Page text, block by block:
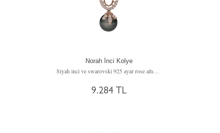
Norah İnci Kolye
9.284 TL